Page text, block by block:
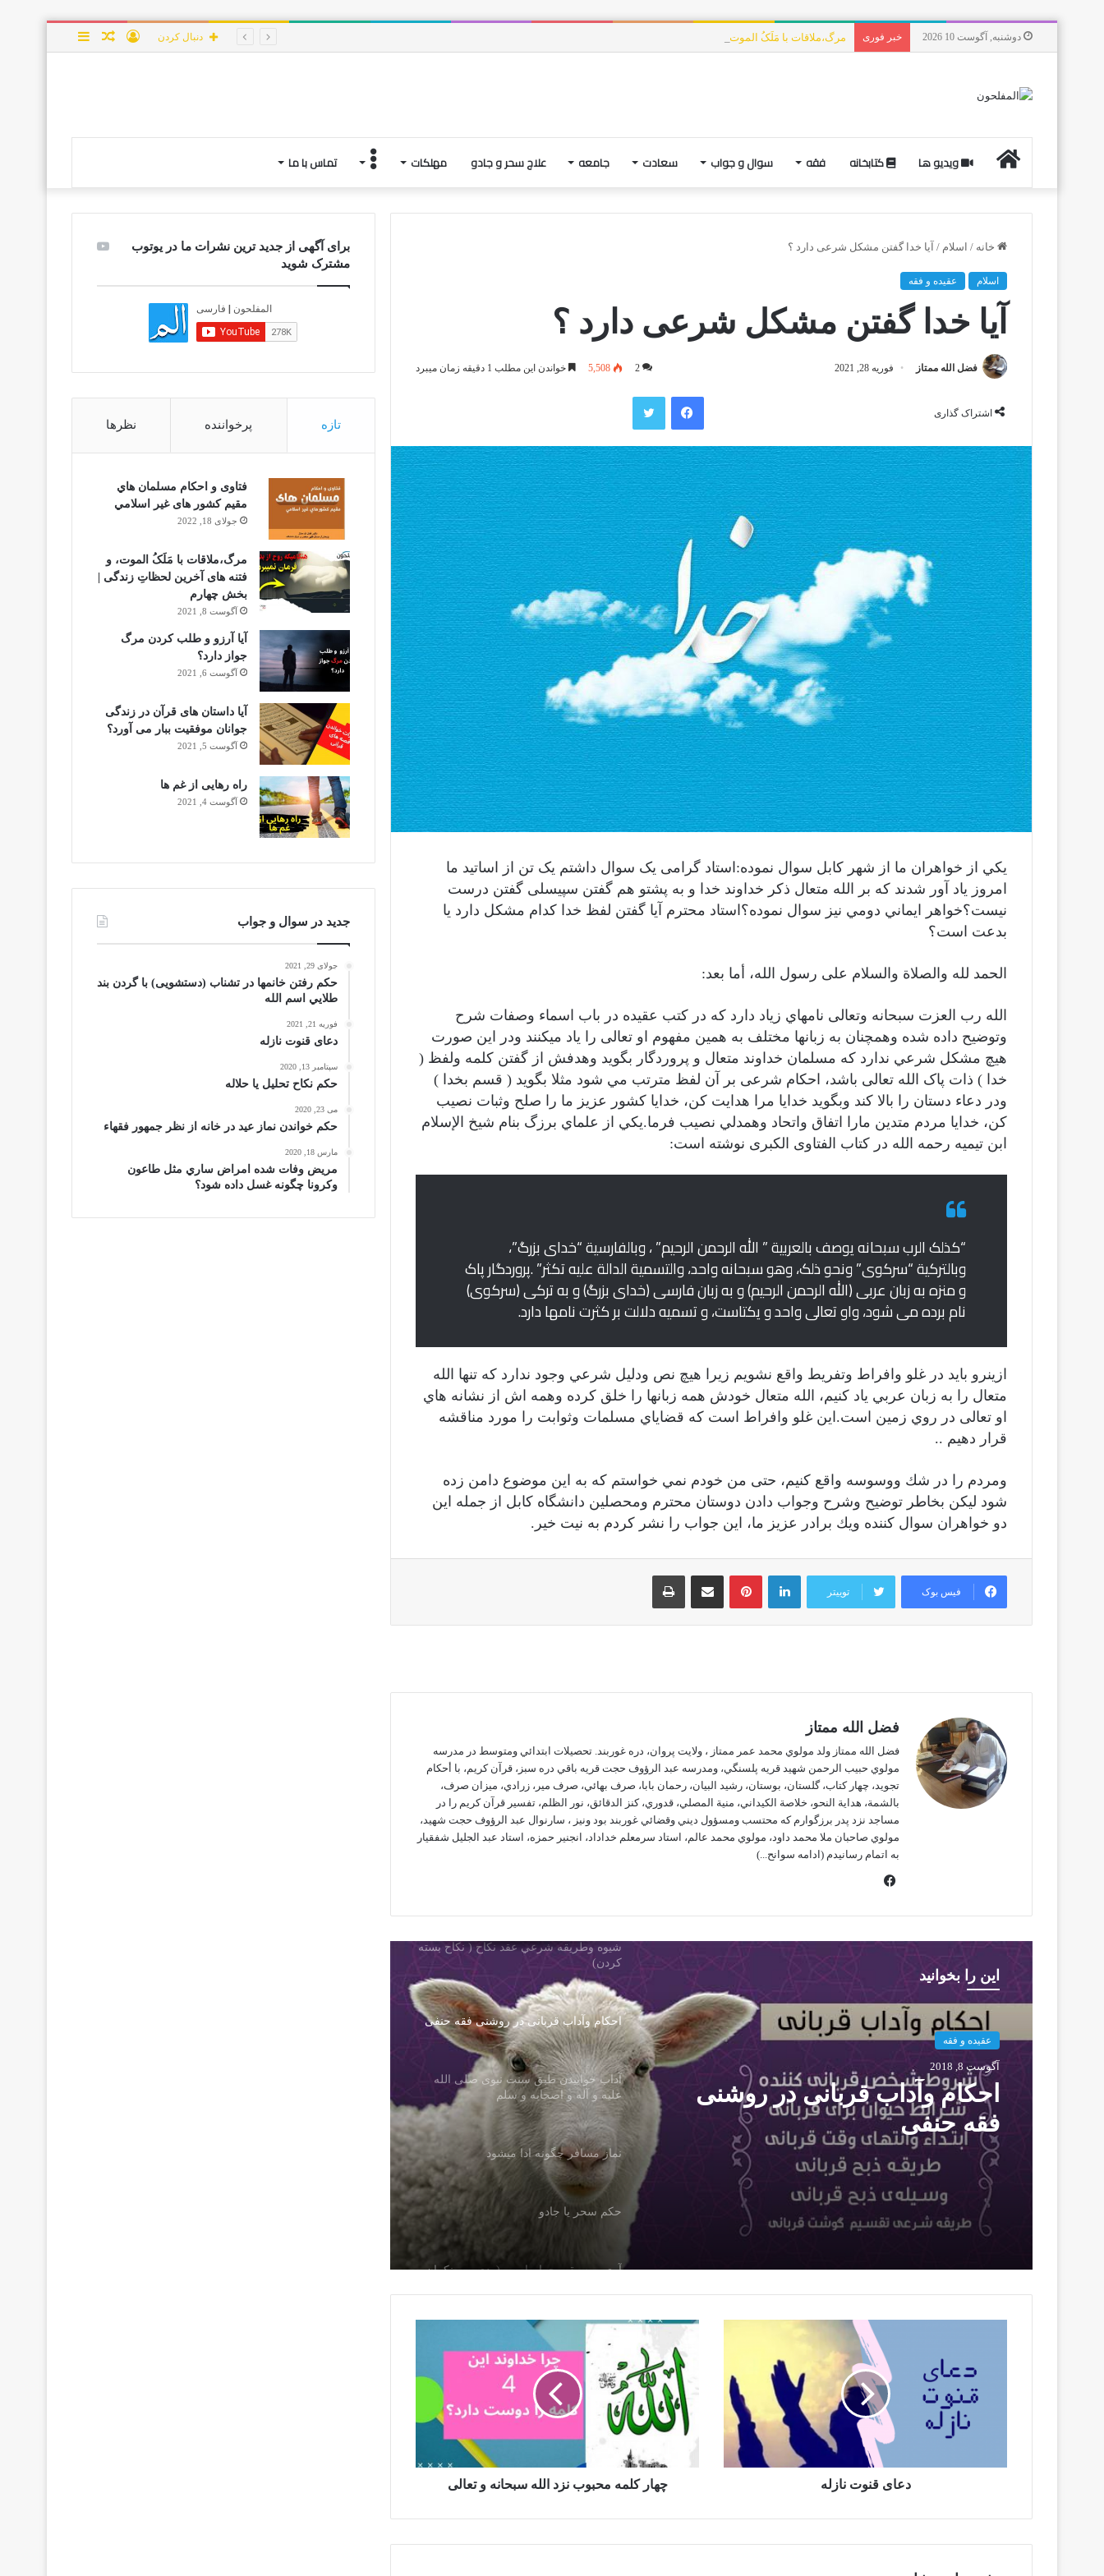
دوشنبه, آگوست 10 2026 خبر فوری مرگ،ملاقات با مَلَکُ الموت، و فتنه های آخرین لحظاتِ زندگی | بخش چهارم سایدبارنوشتهورود دنبال کردن
ویدیو ها کتابخانه فقه سوال و جواب سعادت جامعه علاج سحر و جادو مهلکات تماس با ما
خانه / اسلام / آیا خدا گفتن مشکل شرعی دارد ؟‌
اسلام عقیده و فقه
آیا خدا گفتن مشکل شرعی دارد ؟‌
فضل الله ممتاز فوریه 28, 2021 2
5,508 خواندن این مطلب 1 دقیقه زمان میبرد
اشتراک گذاری
فیس بوک توییتر
يكي از خواهران ما از شهر كابل سوال نموده:استاد گرامی یک سوال داشتم یک تن از اساتید ما
امروز یاد آور شدند که بر الله متعال ذکر خداوند خدا و به پشتو هم گفتن سپیسلی گفتن درست
نیست؟خواهر ايماني دومي نيز سوال نموده؟استاد محترم آیا گفتن لفظ خدا کدام مشکل دارد یا
بدعت است؟
الحمد لله والصلاة والسلام على رسول الله، أما بعد:
الله رب العزت سبحانه وتعالى نامهاي زياد دارد كه در كتب عقيده در باب اسماء وصفات شرح
وتوضيح داده شده وهمچنان به زبانها مختلف به همين مفهوم او تعالى را ياد ميكنند ودر اين صورت
هيچ مشكل شرعي ندارد كه مسلمان خداوند متعال و پروردگار بگويد وهدفش از گفتن كلمه ولفظ (
خدا ) ذات پاک الله تعالی باشد، احکام شرعی بر آن لفظ مترتب مي شود مثلا بگويد ( قسم بخدا )
ودر دعاء دستان را بالا كند وبگويد خدايا مرا هدايت كن، خدايا كشور عزيز ما را صلح وثبات نصيب
كن، خدايا مردم متدين مارا اتفاق واتحاد وهمدلي نصيب فرما.يكي از علماي برزگ بنام شيخ الإسلام
ابن تيميه رحمه الله در كتاب الفتاوى الكبرى نوشته است:
“کذلک الرب سبحانه یوصف بالعربیة ” الله الرحمن الرحیم” ، وبالفارسیة “خدای بزرگ”،
وبالترکیة “سرکوی” ونحو ذلک، وهو سبحانه واحد، والتسمیة الدالة علیه تکثر” .پروردگار پاک
و منزه به زبان عربی (الله الرحمن الرحیم) و به زبان فارسی (خدای بزرگ) و به ترکی (سرکوی)
نام برده می شود، واو تعالى واحد و یکتاست، و تسمیه دلالت بر کثرت نامها دارد.
ازينرو بايد در غلو وافراط وتفريط واقع نشويم زيرا هيچ نص ودليل شرعي وجود ندارد كه تنها الله
متعال را به زبان عربي ياد كنيم، الله متعال خودش همه زبانها را خلق كرده وهمه اش از نشانه هاي
او تعالى در روي زمين است.اين غلو وافراط است كه قضاياي مسلمات وثوابت را مورد مناقشه
قرار دهيم ..
ومردم را در شك ووسوسه واقع كنيم، حتى من خودم نمي خواستم كه به اين موضوع دامن زده
شود ليكن بخاطر توضيح وشرح وجواب دادن دوستان محترم ومحصلين دانشگاه كابل از جمله اين
دو خواهران سوال كننده ويك برادر عزيز ما، اين جواب را نشر كردم به نيت خير.
فیس بوک توییتر
لینکدین ‫پین‌ترستاشتراک گذاری از طریق ایمیل چاپ
فضل الله ممتاز
فضل الله ممتاز ولد مولوي محمد عمر ممتاز ، ولايت پروان، دره غوربند. تحصيلات ابتدائي ومتوسط در مدرسه
مولوي حبيب الرحمن شهيد قريه پلسنگي، ومدرسه عبد الرؤوف حجت قريه باقي دره سبز، قرآن كريم، با أحكام
تجويد، چهار كتاب، گلستان، بوستان، رشيد البيان، رحمان بابا، صرف بهائي، صرف مير، زرادي، ميزان صرف،
بالشمة، هداية النحو، خلاصة الكيداني، منیة المصلي، قدوري، كنز الدقائق، نور الظلم، تفسير قرآن كريم را در
مساجد نزد پدر برزگوارم كه محتسب ومسؤول ديني وقضائي غوربند بود ونيز ، سارنوال عبد الرؤوف حجت شهيد،
مولوي صاحبان ملا محمد داود، مولوي محمد عالم، استاد سرمعلم خداداد، انجنير حمزه، استاد عبد الجليل شفقيار
به اتمام رسانيدم (ادامه سوانح...)
این را بخوانید
عقیده و فقه
آگوست 8, 2018
احكام وآداب قربانی در روشنی
فقه حنفی
سنت)
آیا بخت بسته شدن صحت و حقیقت دارد؟
دعای قنوت نازله
شيوه وطريقه شرعي عقد نكاح ( نكاح بسته
كردن)
احكام وآداب قربانی در روشنی فقه حنفی
آداب خوابیدن طبق سنت نبوی صلی الله
علیه و آله و اصحابه و سلم
نماز مسافر چگونه ادا میشود
حکم سحر یا جادو
آری موسیقی حرام است (ردی بر منکران
تصاویر غیر واقعی و نادرست از قبر پیامبر
صلی الله علیه وسلم در صفحات اینترنت
آیا بخت بسته شدن صحت و حقیقت دارد؟
دعای قنوت نازله
دعای قنوت نازله چهار کلمه محبوب نزد الله سبحانه و تعالی
برای آگهی از جدید ترین نشرات ما در یوتوب
مشترک شوید
تازه پرخواننده نظرها
فتاوى و احكام مسلمان هاي
مقيم كشور هاى غير اسلامي
جولای 18, 2022
مرگ،ملاقات با مَلَکُ الموت، و
فتنه های آخرین لحظاتِ زندگی |
بخش چهارم
آگوست 8, 2021
آیا آرزو و طلب کردن مرگ
جواز دارد؟
آگوست 6, 2021
آیا داستان های قرآن در زندگی
جوانان موفقیت ببار می آورد؟
آگوست 5, 2021
راه رهایی از غم ها
آگوست 4, 2021
جدید در سوال و جواب
جولای 29, 2021
حکم رفتن خانمها در تشناب (دستشویی) با گردن بند
طلايي اسم الله
فوریه 21, 2021
دعای قنوت نازله
سپتامبر 13, 2020
حکم نکاح تحلیل یا حلاله
می 23, 2020
حكم خواندن نماز عيد در خانه از نظر جمهور فقهاء
مارس 18, 2020
مریض وفات شده امراض ساري مثل طاعون
وكرونا چگونه غسل داده شود؟